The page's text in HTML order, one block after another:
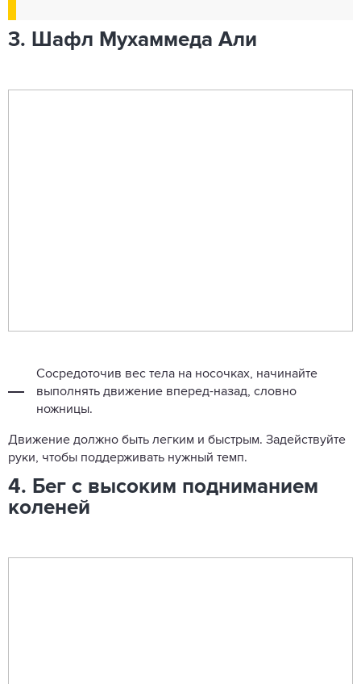
3. Шафл Мухаммеда Али
Сосредоточив вес тела на носочках, начинайте
выполнять движение вперед-назад, словно
ножницы.
Движение должно быть легким и быстрым. Задействуйте
руки, чтобы поддерживать нужный темп.
4. Бег с высоким подниманием
коленей